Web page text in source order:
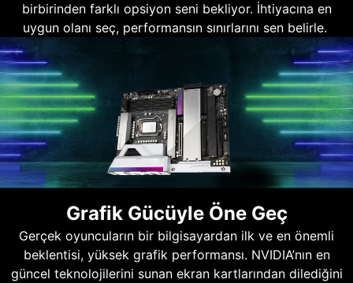
birbirinden farklı opsiyon seni bekliyor. İhtiyacına en
uygun olanı seç, performansın sınırlarını sen belirle.
Grafik Gücüyle Öne Geç
Gerçek oyuncuların bir bilgisayardan ilk ve en önemli
beklentisi, yüksek grafik performansı. NVIDIA’nın en
güncel teknolojilerini sunan ekran kartlarından dilediğini